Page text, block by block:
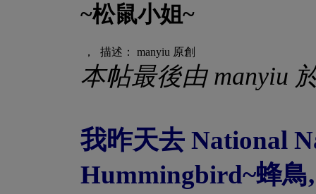
~松鼠小姐~
， 描述： manyiu 原創
本帖最後由 manyiu
我昨天去 National
Hummingbird~蜂鳥